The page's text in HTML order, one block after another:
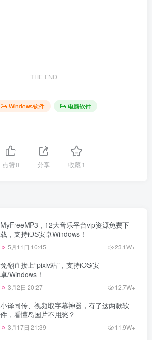
THE END
Windows软件 电脑软件
点赞0 分享 收藏1
MyFreeMP3，12大音乐平台vip资源免费下
载，支持iOS安卓Windows！
5月11日 16:45 23.1W+
免翻直接上“pixiv站”，支持iOS/安
卓/Windows！
3月2日 20:27 12.7W+
小译同传、视频取字幕神器，有了这两款软
件，看懂岛国片不用愁？
3月17日 21:39 11.9W+